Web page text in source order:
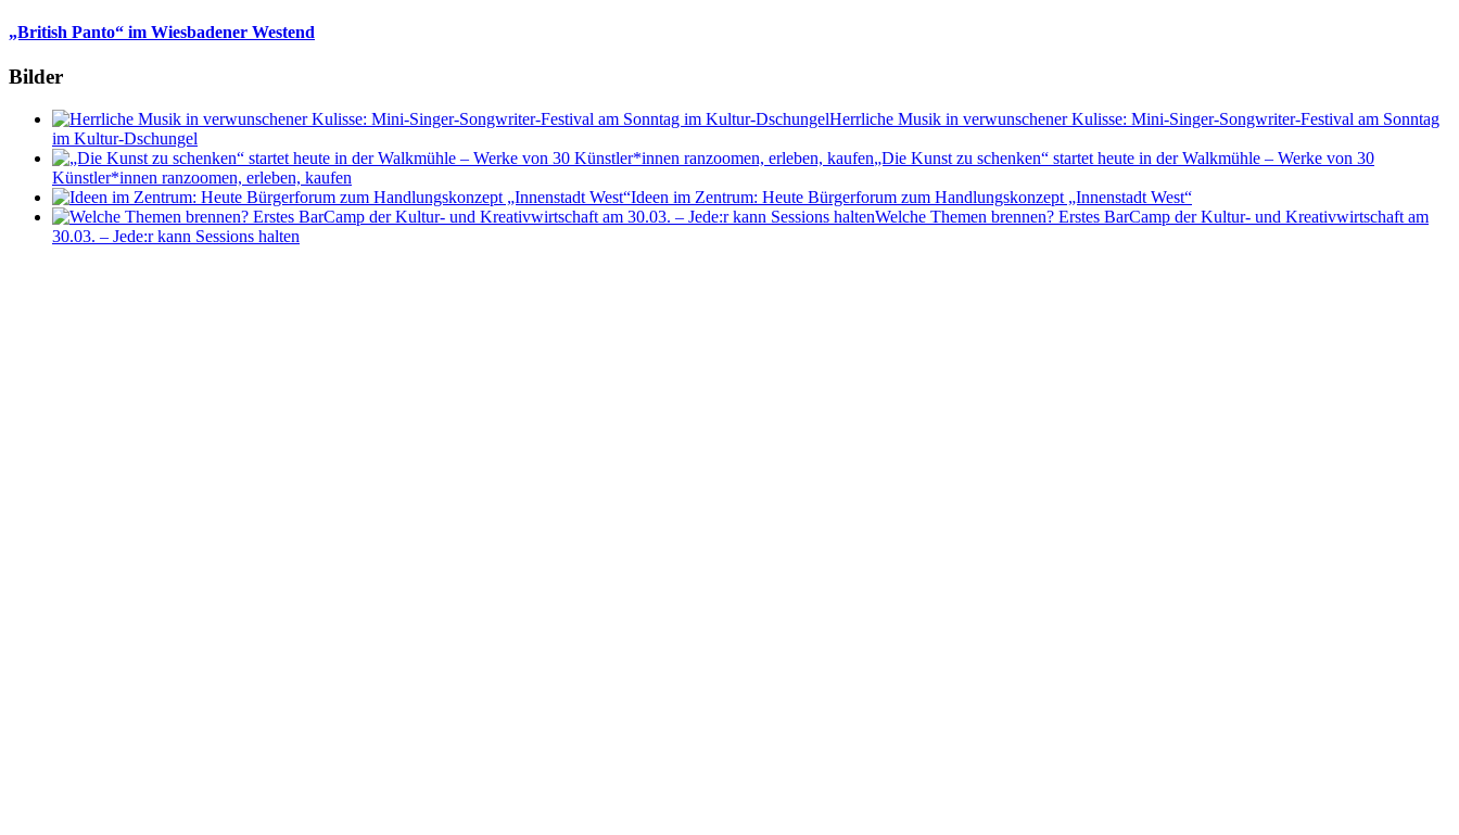
„British Panto“ im Wiesbadener Westend
Bilder
Herrliche Musik in verwunschener Kulisse: Mini-Singer-Songwriter-Festival am Sonntag
im Kultur-Dschungel
„Die Kunst zu schenken“ startet heute in der Walkmühle – Werke von 30
Künstler*innen ranzoomen, erleben, kaufen
Ideen im Zentrum: Heute Bürgerforum zum Handlungskonzept „Innenstadt West“
Welche Themen brennen? Erstes BarCamp der Kultur- und Kreativwirtschaft am
30.03. – Jede:r kann Sessions halten